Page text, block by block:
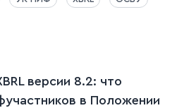
версии 8.2: что
в Положении